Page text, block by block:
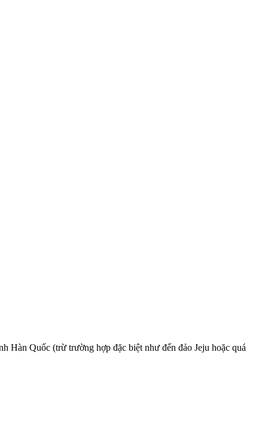
Hàn Quốc (trừ trường hợp đặc biệt như đến đảo Jeju hoặc quá